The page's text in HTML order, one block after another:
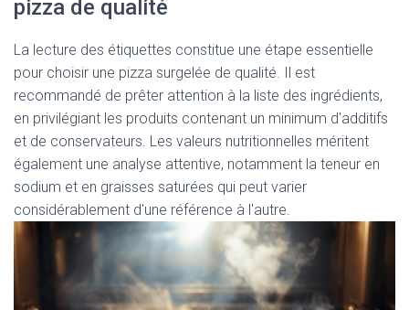
pizza de qualité
La lecture des étiquettes constitue une étape essentielle
pour choisir une pizza surgelée de qualité. Il est
recommandé de prêter attention à la liste des ingrédients,
en privilégiant les produits contenant un minimum d'additifs
et de conservateurs. Les valeurs nutritionnelles méritent
également une analyse attentive, notamment la teneur en
sodium et en graisses saturées qui peut varier
considérablement d'une référence à l'autre.